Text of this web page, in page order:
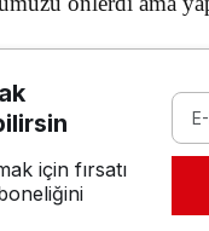
için fırsatı